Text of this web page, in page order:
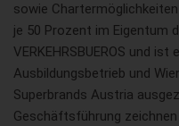
sowie Chartermöglichkeiten
je 50 Prozent im Eigentum
VERKEHRSBUEROS und
Ausbildungsbetrieb und
Superbrands Austria
Geschäftsführung zeichnen